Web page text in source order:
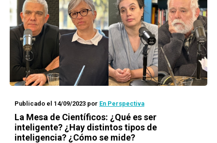
Publicado el 14/09/2023 por En Perspectiva
La Mesa de Científicos: ¿Qué es ser
inteligente? ¿Hay distintos tipos de
inteligencia? ¿Cómo se mide?